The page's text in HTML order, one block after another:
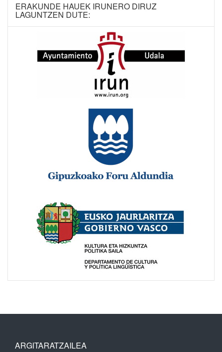
ERAKUNDE HAUEK IRUNERO DIRUZ
LAGUNTZEN DUTE:
ARGITARATZAILEA